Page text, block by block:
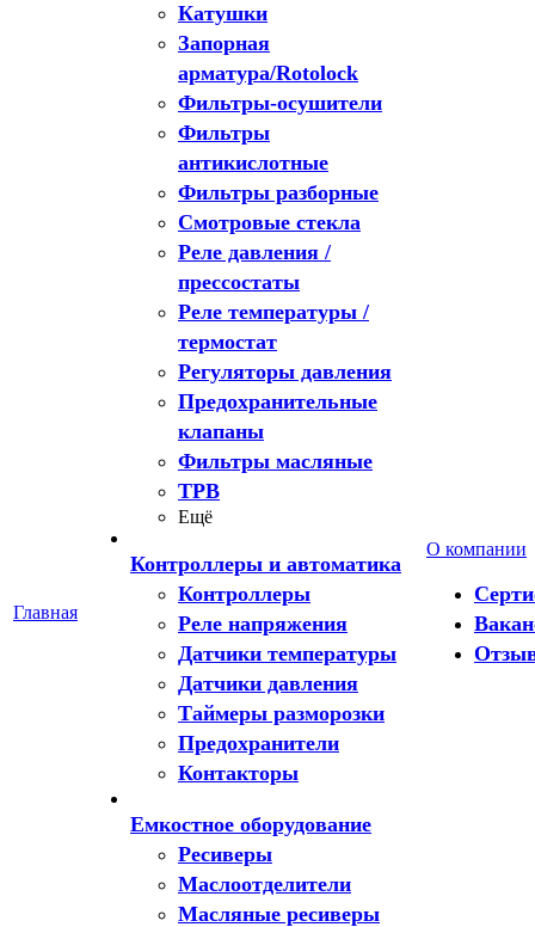
Главная
Катушки
Запорная
арматура/Rotolock
Фильтры-осушители
Фильтры
антикислотные
Фильтры разборные
Смотровые стекла
Реле давления /
прессостаты
Реле температуры /
термостат
Регуляторы давления
Предохранительные
клапаны
Фильтры масляные
ТРВ
Ещё
Контроллеры и автоматика
Контроллеры
Реле напряжения
Датчики температуры
Датчики давления
Таймеры разморозки
Предохранители
Контакторы
Емкостное оборудование
Ресиверы
Маслоотделители
Масляные ресиверы
О компании